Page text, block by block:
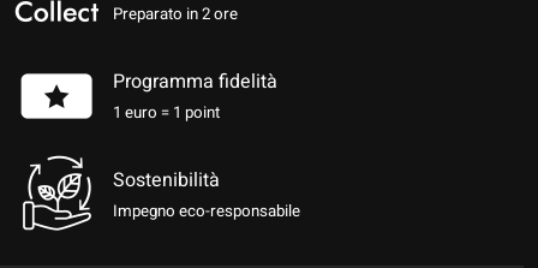
Preparato in 2 ore
Programma fidelità
1 euro = 1 point
Sostenibilità
Impegno eco-responsabile